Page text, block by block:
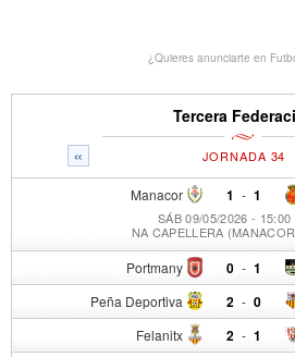
¿Quieres anunciarte en
Tercera
« JORNADA 34
Manacor 1 - 1
SÁB 09/05/2026 - 15:00
NA CAPELLERA
Portmany 0 - 1
Peña Deportiva 2 - 0
Felanitx 2 - 1